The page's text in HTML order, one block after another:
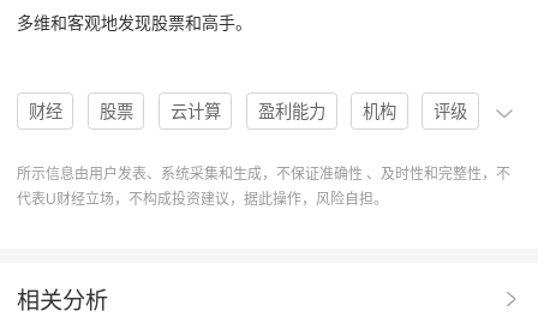
多维和客观地发现股票和高手。
财经 股票 云计算 盈利能力 机构 评级
分析 PE 深信服 买入 EPS 300454
观望评级
所示信息由用户发表、系统采集和生成，不保证准确性 、及时性和完整性，不
代表U财经立场，不构成投资建议，据此操作，风险自担。
相关分析